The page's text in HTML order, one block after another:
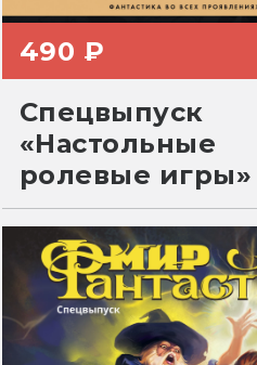
490 ₽
Спецвыпуск
«Настольные
ролевые игры»